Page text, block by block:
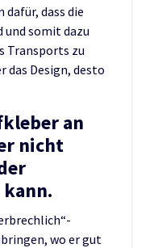
dass die
und somit dazu
Transports zu
das Design, desto
an
nicht
wo er gut